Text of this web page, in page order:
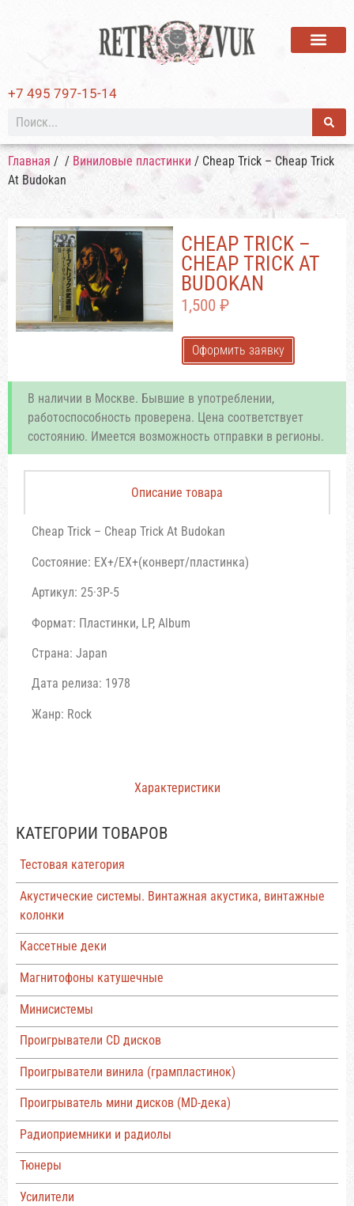
+7 495 797-15-14
Главная / / Виниловые пластинки / Cheap Trick – Cheap Trick
At Budokan
КАТЕГОРИИ ТОВАРОВ
Тестовая категория
Акустические системы. Винтажная акустика, винтажные
колонки
Кассетные деки
Магнитофоны катушечные
Минисистемы
Проигрыватели CD дисков
Проигрыватели винила (грампластинок)
Проигрыватель мини дисков (MD-дека)
Радиоприемники и радиолы
Тюнеры
Усилители
CHEAP TRICK –
CHEAP TRICK AT
BUDOKAN
1,500 ₽
Оформить заявку
В наличии в Москве. Бывшие в употреблении,
работоспособность проверена. Цена соответствует
состоянию. Имеется возможность отправки в регионы.
Описание товара
Характеристики
Cheap Trick – Cheap Trick At Budokan
Состояние: EX+/EX+(конверт/пластинка)
Артикул: 25·3P-5
Формат: Пластинки, LP, Album
Страна: Japan
Дата релиза: 1978
Жанр: Rock